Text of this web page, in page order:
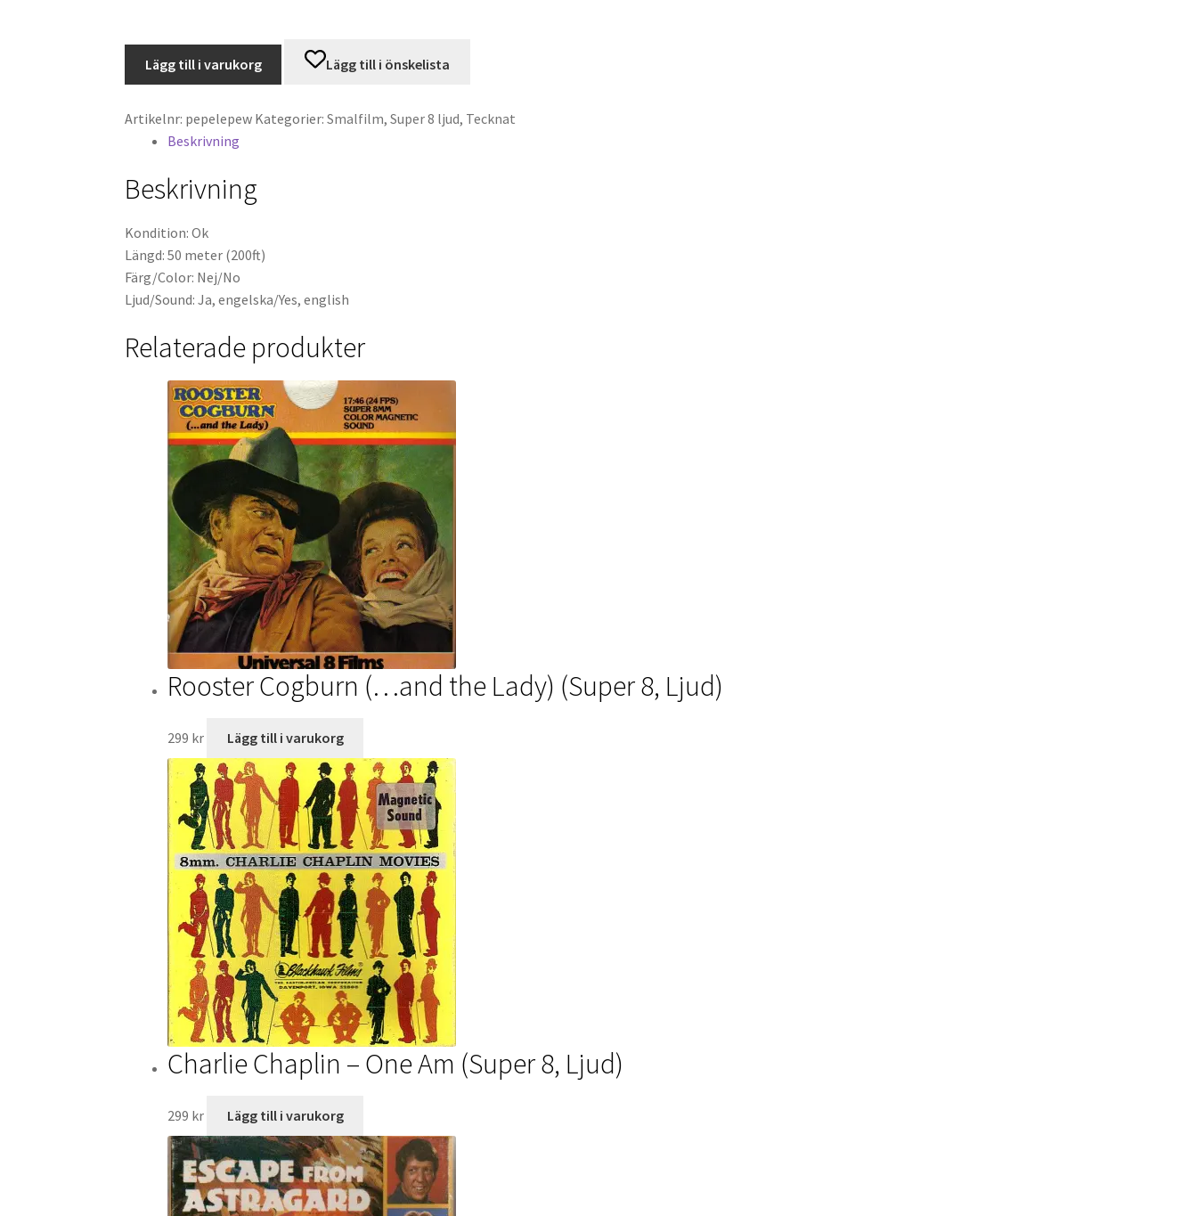
Pepe
-
Heaven
(Super
Ljud)
mängd
Lägg till i varukorg Lägg till i önskelista
Artikelnr: pepelepew Kategorier:Smalfilm,Super 8 ljud, Tecknat
Beskrivning
Beskrivning
Kondition: Ok
Längd: 50 meter (200ft)
Färg/Color: Nej/No
Ljud/Sound: Ja, engelska/Yes, english
Relaterade produkter
Rooster Cogburn (…and the Lady) (Super 8, Ljud)
299 kr Lägg till i varukorg
Charlie Chaplin – One Am (Super 8, Ljud)
299 kr Lägg till i varukorg